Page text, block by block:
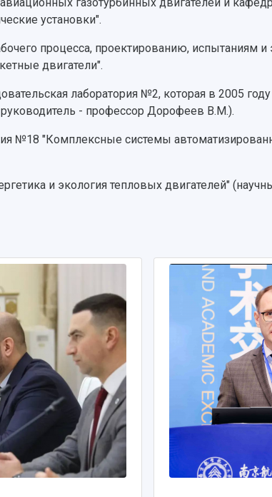
установки".
процесса, проектированию, испытаниям
двигатели".
лаборатория №2, которая в 2005
- профессор Дорофеев В.М.).
№18 "Комплексные системы
и экология тепловых двигателей"